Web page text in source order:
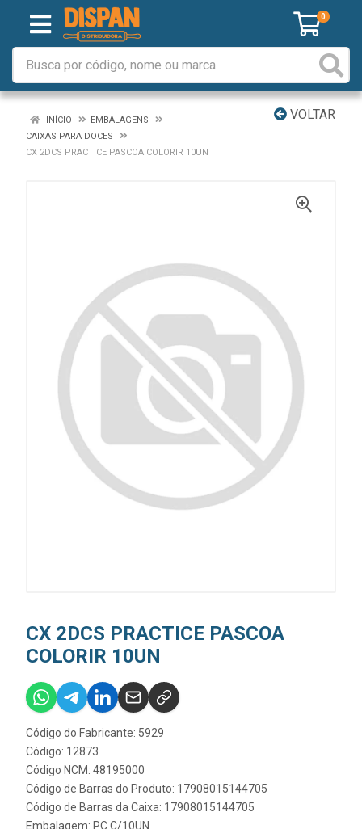
0
VOLTAR
INÍCIO
EMBALAGENS
CAIXAS PARA DOCES
CX 2DCS PRACTICE PASCOA COLORIR 10UN
CX 2DCS PRACTICE PASCOA
COLORIR 10UN
Código do Fabricante: 5929
Código: 12873
Código NCM: 48195000
Código de Barras do Produto: 17908015144705
Código de Barras da Caixa: 17908015144705
Embalagem: PC C/10UN